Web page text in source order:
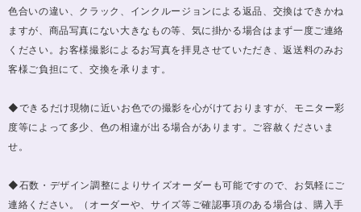
色合いの違い、クラック、インクルージョンによる返品、交換はできかね
ますが、商品写真にない大きなもの等、気に掛かる場合はまず一度ご連絡
ください。お客様撮影によるお写真を拝見させていただき、返送料のみお
客様ご負担にて、交換を承ります。
◆できるだけ現物に近いお色での撮影を心がけておりますが、モニター彩
度等によって多少、色の相違が出る場合があります。ご容赦くださいま
せ。
◆石数・デザイン調整によりサイズオーダーも可能ですので、お気軽にご
連絡ください。（オーダーや、サイズ等ご確認事項のある場合は、購入手